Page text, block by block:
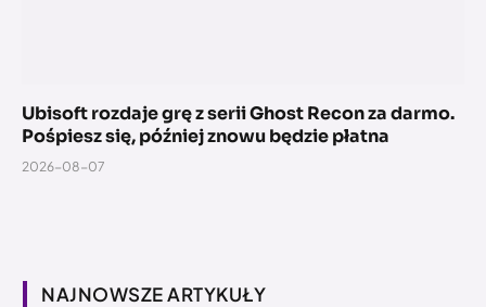
Ubisoft rozdaje grę z serii Ghost Recon za darmo.
Pośpiesz się, później znowu będzie płatna
2026-08-07
NAJNOWSZE ARTYKUŁY